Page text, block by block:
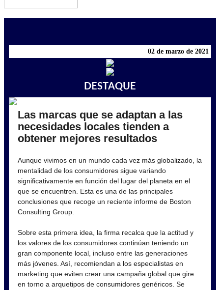
02 de marzo de 2021
DESTAQUE
Las marcas que se adaptan a las
necesidades locales tienden a
obtener mejores resultados
Aunque vivimos en un mundo cada vez más globalizado, la
mentalidad de los consumidores sigue variando
significativamente en función del lugar del planeta en el
que se encuentren. Esta es una de las principales
conclusiones que recoge un reciente informe de Boston
Consulting Group.
Sobre esta primera idea, la firma recalca que la actitud y
los valores de los consumidores continúan teniendo un
gran componente local, incluso entre las generaciones
más jóvenes. Así, recomiendan a los especialistas en
marketing que eviten crear una campaña global que gire
en torno a arquetipos de consumidores genéricos. Se